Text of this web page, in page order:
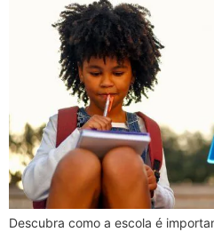
Descubra como a escola é